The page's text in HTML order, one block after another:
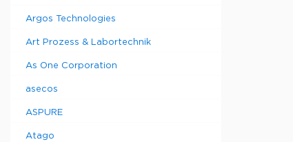
Argos Technologies
Art Prozess & Labortechnik
As One Corporation
asecos
ASPURE
Atago